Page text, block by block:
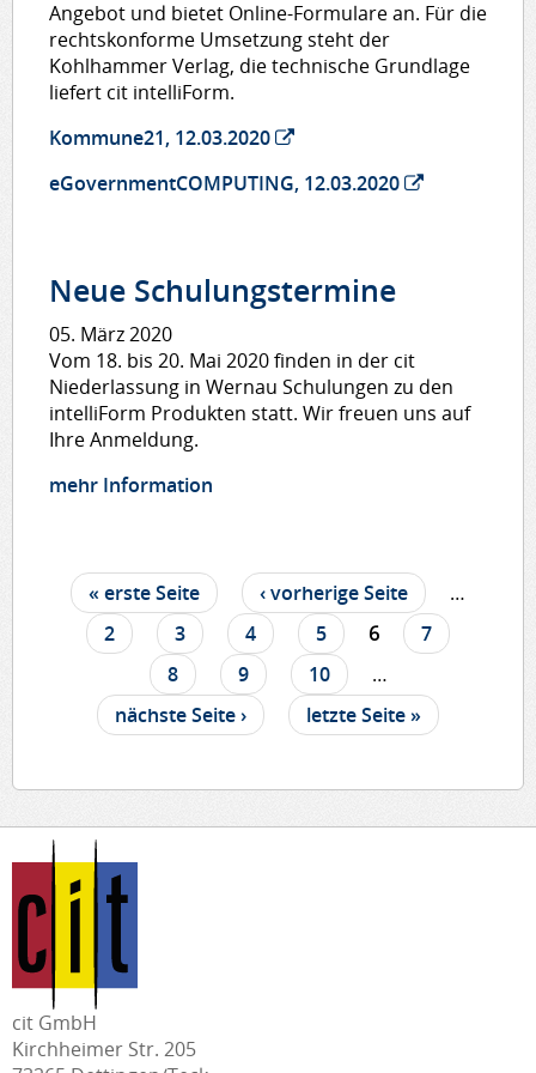
Angebot und bietet Online-Formulare an. Für die
rechtskonforme Umsetzung steht der
Kohlhammer Verlag, die technische Grundlage
liefert cit intelliForm.
Kommune21, 12.03.2020
eGovernmentCOMPUTING, 12.03.2020
Neue Schulungstermine
05. März 2020
Vom 18. bis 20. Mai 2020 finden in der cit
Niederlassung in Wernau Schulungen zu den
intelliForm Produkten statt. Wir freuen uns auf
Ihre Anmeldung.
mehr Information
Seiten
« erste Seite ‹ vorherige Seite
…
2
3 4 5 6
7
8
9 10
…
nächste Seite ›
letzte Seite »
cit GmbH
Kirchheimer Str. 205